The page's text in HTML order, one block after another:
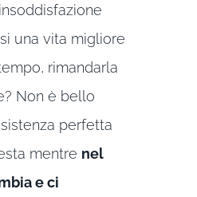
una vita migliore
rimandarla
Non è bello
perfetta
mentre nel
e ci